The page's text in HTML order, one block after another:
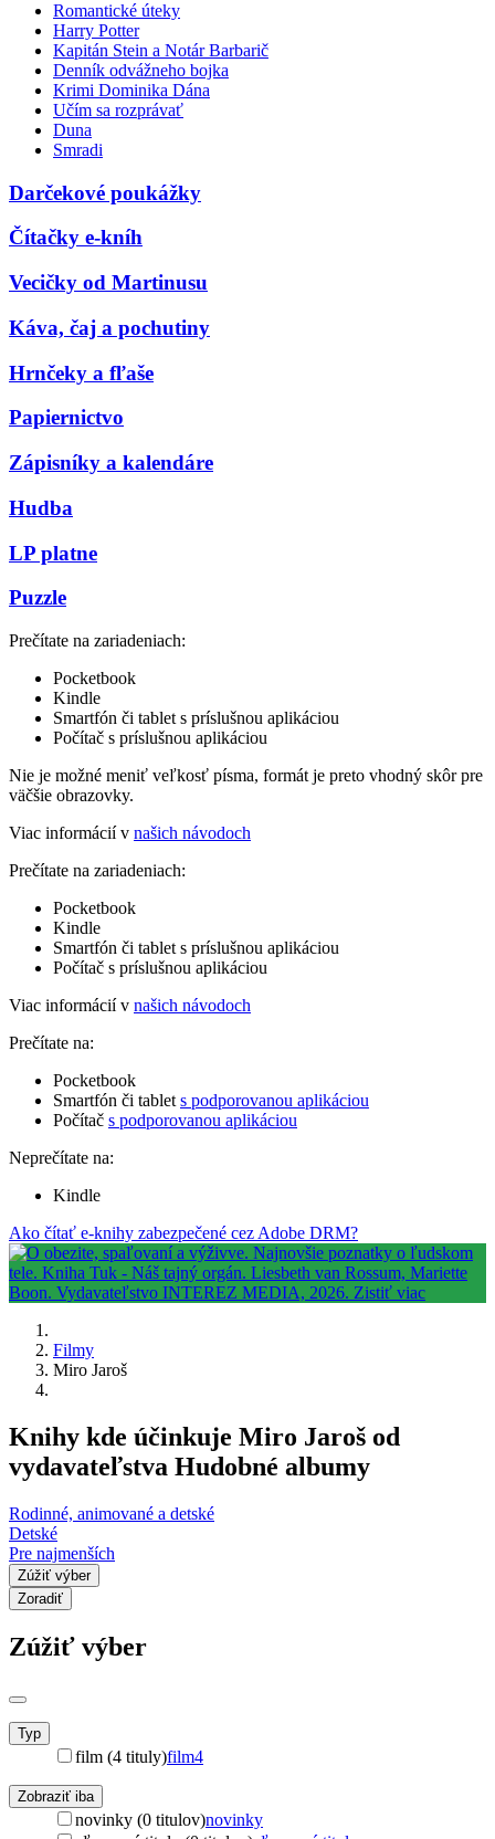
Romantické úteky
Harry Potter
Kapitán Stein a Notár Barbarič
Denník odvážneho bojka
Krimi Dominika Dána
Učím sa rozprávať
Duna
Smradi
Darčekové poukážky
Čítačky e-kníh
Vecičky od Martinusu
Káva, čaj a pochutiny
Hrnčeky a fľaše
Papiernictvo
Zápisníky a kalendáre
Hudba
LP platne
Puzzle
Prečítate na zariadeniach:
Pocketbook
Kindle
Smartfón či tablet s príslušnou aplikáciou
Počítač s príslušnou aplikáciou
Nie je možné meniť veľkosť písma, formát je preto vhodný skôr pre
väčšie obrazovky.
Viac informácií v našich návodoch
Prečítate na zariadeniach:
Pocketbook
Kindle
Smartfón či tablet s príslušnou aplikáciou
Počítač s príslušnou aplikáciou
Viac informácií v našich návodoch
Prečítate na:
Pocketbook
Smartfón či tablet s podporovanou aplikáciou
Počítač s podporovanou aplikáciou
Neprečítate na:
Kindle
Ako čítať e-knihy zabezpečené cez Adobe DRM?
Filmy
Miro Jaroš
Knihy kde účinkuje Miro Jaroš od
vydavateľstva Hudobné albumy
Rodinné, animované a detské
Detské
Pre najmenších
Zúžiť výber
Zoradiť
Zúžiť výber
Typ
film (4 tituly)film4
Zobraziť iba
novinky (0 titulov)novinky